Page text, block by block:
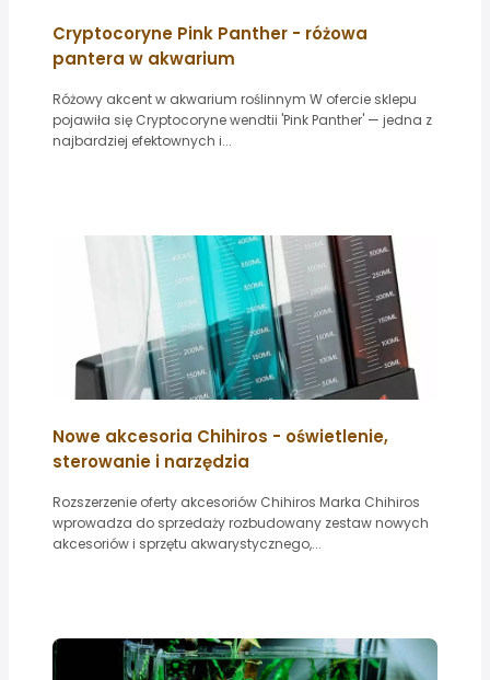
Cryptocoryne Pink Panther - różowa
pantera w akwarium
Różowy akcent w akwarium roślinnym W ofercie sklepu
pojawiła się Cryptocoryne wendtii 'Pink Panther' — jedna z
najbardziej efektownych i...
Nowe akcesoria Chihiros - oświetlenie,
sterowanie i narzędzia
Rozszerzenie oferty akcesoriów Chihiros Marka Chihiros
wprowadza do sprzedaży rozbudowany zestaw nowych
akcesoriów i sprzętu akwarystycznego,...